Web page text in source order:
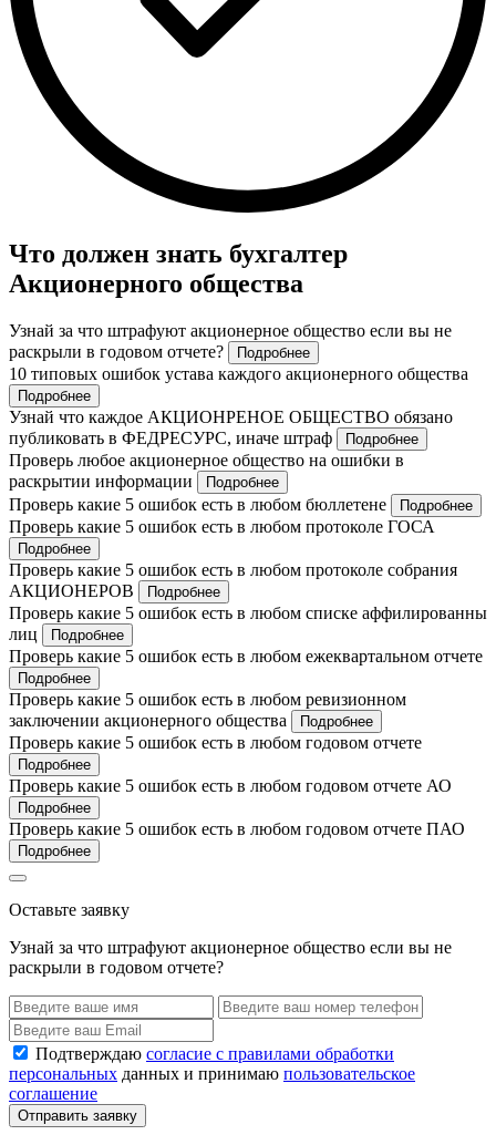
Что должен знать бухгалтер
Акционерного общества
Узнай за что штрафуют акционерное общество если вы не
раскрыли в годовом отчете?
Подробнее
10 типовых ошибок устава каждого акционерного общества
Подробнее
Узнай что каждое АКЦИОНРЕНОЕ ОБЩЕСТВО обязано
публиковать в ФЕДРЕСУРС, иначе штраф
Подробнее
Проверь любое акционерное общество на ошибки в
раскрытии информации
Подробнее
Проверь какие 5 ошибок есть в любом бюллетене Подробнее
Проверь какие 5 ошибок есть в любом протоколе ГОСА
Подробнее
Проверь какие 5 ошибок есть в любом протоколе собрания
АКЦИОНЕРОВ
Подробнее
Проверь какие 5 ошибок есть в любом списке аффилированны
лиц
Подробнее
Проверь какие 5 ошибок есть в любом ежеквартальном отчете
Подробнее
Проверь какие 5 ошибок есть в любом ревизионном
заключении акционерного общества
Подробнее
Проверь какие 5 ошибок есть в любом годовом отчете
Подробнее
Проверь какие 5 ошибок есть в любом годовом отчете АО
Подробнее
Проверь какие 5 ошибок есть в любом годовом отчете ПАО
Подробнее
Оставьте заявку
Узнай за что штрафуют акционерное общество если вы не
раскрыли в годовом отчете?
Подтверждаю согласие с правилами обработки
персональных данных и принимаю пользовательское
соглашение
Отправить заявку